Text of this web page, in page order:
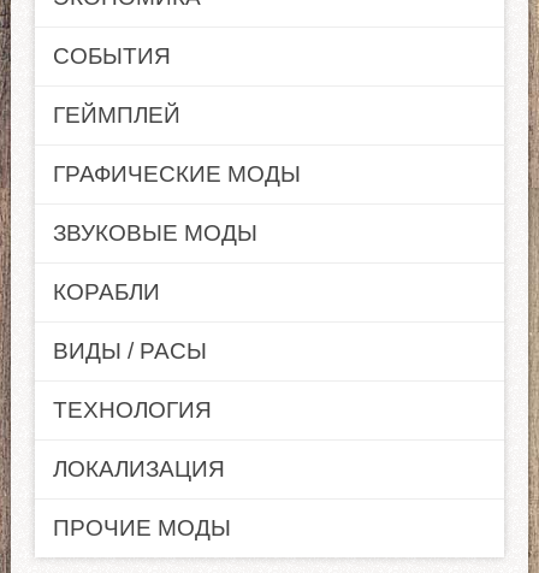
СОБЫТИЯ
ГЕЙМПЛЕЙ
ГРАФИЧЕСКИЕ МОДЫ
ЗВУКОВЫЕ МОДЫ
КОРАБЛИ
ВИДЫ / РАСЫ
ТЕХНОЛОГИЯ
ЛОКАЛИЗАЦИЯ
ПРОЧИЕ МОДЫ